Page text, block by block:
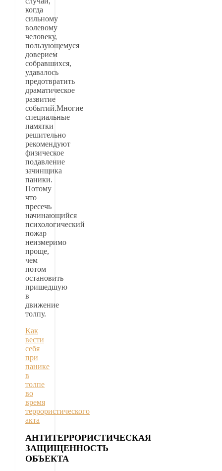
когда
сильному
волевому
человеку,
пользующемуся
доверием
собравшихся,
удавалось
предотвратить
драматическое
развитие
событий.Многие
специальные
памятки
решительно
рекомендуют
физическое
подавление
зачинщика
паники.
Потому
что
пресечь
начинающийся
психологический
пожар
неизмеримо
проще,
чем
потом
остановить
пришедшую
в
движение
толпу.
Как
вести
себя
при
панике
в
толпе
во
время
террористического
акта
АНТИТЕРРОРИСТИЧЕСКАЯ
ЗАЩИЩЕННОСТЬ
ОБЪЕКТА